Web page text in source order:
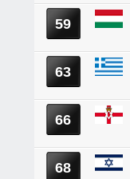
59
63
66
68